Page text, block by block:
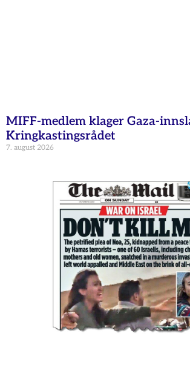
MIFF-medlem klager Gaza-
Kringkastingsrådet
7. august 2026